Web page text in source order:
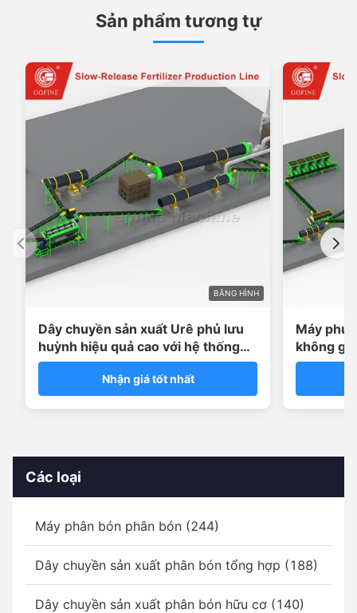
Sản phẩm tương tự
BĂNG HÌNH
Dây chuyền sản xuất Urê phủ lưu
huỳnh hiệu quả cao với hệ thống
dán sáp
Nhận giá tốt nhất
Máy phủ
không gỉ
polymer
Các loại
Máy phân bón phân bón (244)
Dây chuyền sản xuất phân bón tổng hợp (188)
Dây chuyền sản xuất phân bón hữu cơ (140)